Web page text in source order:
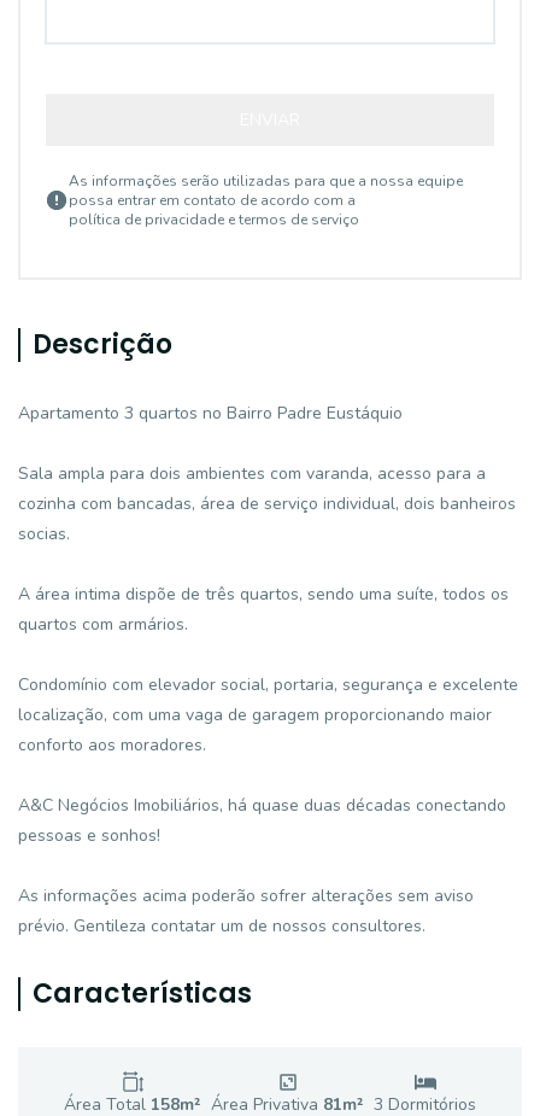
As informações serão utilizadas para que a nossa equipe
possa entrar em contato de acordo com a
política de privacidade e termos de serviço
Descrição
Apartamento 3 quartos no Bairro Padre Eustáquio
Sala ampla para dois ambientes com varanda, acesso para a
cozinha com bancadas, área de serviço individual, dois banheiros
socias.
A área intima dispõe de três quartos, sendo uma suíte, todos os
quartos com armários.
Condomínio com elevador social, portaria, segurança e excelente
localização, com uma vaga de garagem proporcionando maior
conforto aos moradores.
A&C Negócios Imobiliários, há quase duas décadas conectando
pessoas e sonhos!
As informações acima poderão sofrer alterações sem aviso
prévio. Gentileza contatar um de nossos consultores.
Características
Área Total 158m² Área Privativa 81m² 3 Dormitórios